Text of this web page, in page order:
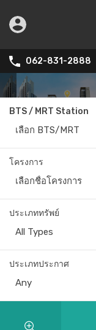
062-831-2888
BTS / MRT Station
เลือก BTS/MRT
โครงการ
เลือกชื่อโครงการ
ประเภททรัพย์
All Types
ประเภทประกาศ
Any